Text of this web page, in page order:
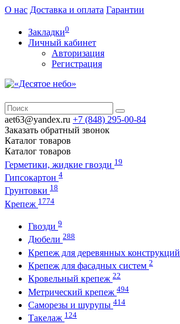
О нас Доставка и оплата Гарантии
Закладки0
Личный кабинет
Авторизация
Регистрация
aet63@yandex.ru +7 (848) 295-00-84
Заказать обратный звонок
Каталог товаров
Каталог товаров
Герметики, жидкие гвозди 19
Гипсокартон 4
Грунтовки 18
Крепеж 1774
Гвозди 9
Дюбели 288
Крепеж для деревянных конструкций
Крепеж для фасадных систем 2
Кровельный крепеж 22
Метрический крепеж 494
Саморезы и шурупы 414
Такелаж 124